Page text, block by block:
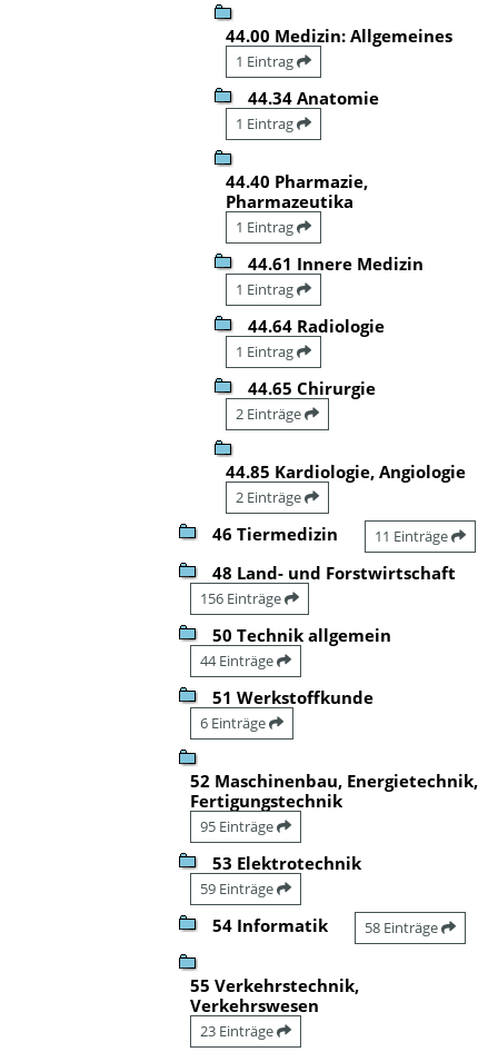
44.00 Medizin: Allgemeines
1 Eintrag
44.34 Anatomie
1 Eintrag
44.40 Pharmazie,
Pharmazeutika
1 Eintrag
44.61 Innere Medizin
1 Eintrag
44.64 Radiologie
1 Eintrag
44.65 Chirurgie
2 Einträge
44.85 Kardiologie, Angiologie
2 Einträge
46 Tiermedizin 11 Einträge
48 Land- und Forstwirtschaft
156 Einträge
50 Technik allgemein
44 Einträge
51 Werkstoffkunde
6 Einträge
52 Maschinenbau, Energietechnik,
Fertigungstechnik
95 Einträge
53 Elektrotechnik
59 Einträge
54 Informatik 58 Einträge
55 Verkehrstechnik,
Verkehrswesen
23 Einträge